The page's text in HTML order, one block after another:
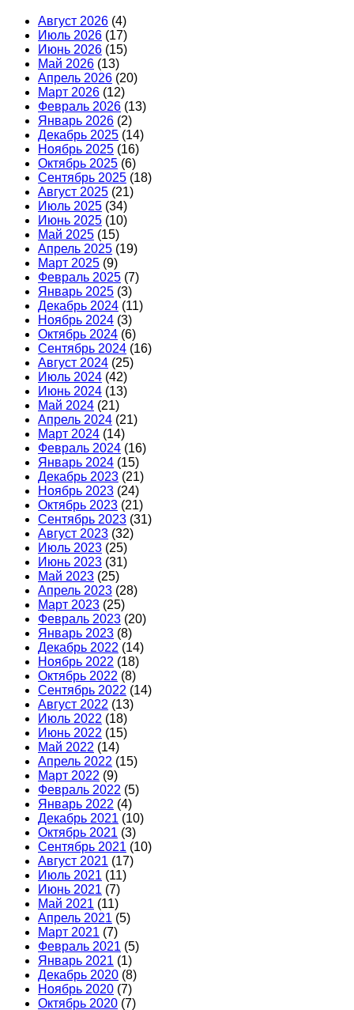
Август 2026 (4)
Июль 2026 (17)
Июнь 2026 (15)
Май 2026 (13)
Апрель 2026 (20)
Март 2026 (12)
Февраль 2026 (13)
Январь 2026 (2)
Декабрь 2025 (14)
Ноябрь 2025 (16)
Октябрь 2025 (6)
Сентябрь 2025 (18)
Август 2025 (21)
Июль 2025 (34)
Июнь 2025 (10)
Май 2025 (15)
Апрель 2025 (19)
Март 2025 (9)
Февраль 2025 (7)
Январь 2025 (3)
Декабрь 2024 (11)
Ноябрь 2024 (3)
Октябрь 2024 (6)
Сентябрь 2024 (16)
Август 2024 (25)
Июль 2024 (42)
Июнь 2024 (13)
Май 2024 (21)
Апрель 2024 (21)
Март 2024 (14)
Февраль 2024 (16)
Январь 2024 (15)
Декабрь 2023 (21)
Ноябрь 2023 (24)
Октябрь 2023 (21)
Сентябрь 2023 (31)
Август 2023 (32)
Июль 2023 (25)
Июнь 2023 (31)
Май 2023 (25)
Апрель 2023 (28)
Март 2023 (25)
Февраль 2023 (20)
Январь 2023 (8)
Декабрь 2022 (14)
Ноябрь 2022 (18)
Октябрь 2022 (8)
Сентябрь 2022 (14)
Август 2022 (13)
Июль 2022 (18)
Июнь 2022 (15)
Май 2022 (14)
Апрель 2022 (15)
Март 2022 (9)
Февраль 2022 (5)
Январь 2022 (4)
Декабрь 2021 (10)
Октябрь 2021 (3)
Сентябрь 2021 (10)
Август 2021 (17)
Июль 2021 (11)
Июнь 2021 (7)
Май 2021 (11)
Апрель 2021 (5)
Март 2021 (7)
Февраль 2021 (5)
Январь 2021 (1)
Декабрь 2020 (8)
Ноябрь 2020 (7)
Октябрь 2020 (7)